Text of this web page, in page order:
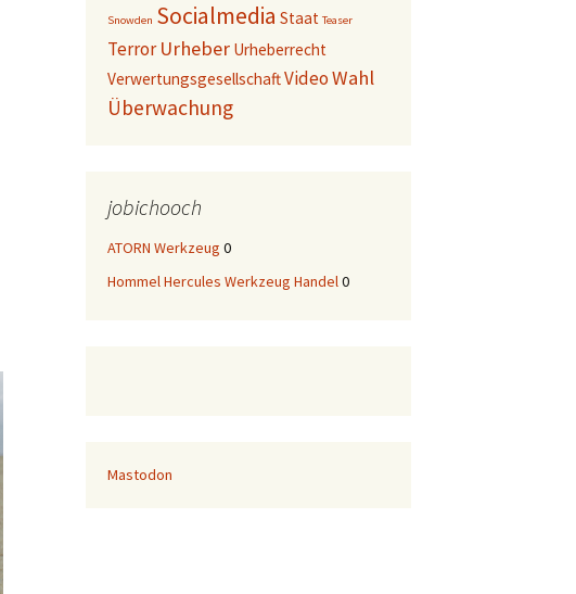
Snowden Socialmedia Staat Teaser
Terror Urheber Urheberrecht
VerwertungsgesellschaftVideoWahl
Überwachung
jobichooch
ATORN Werkzeug 0
Hommel Hercules Werkzeug Handel0
Mastodon